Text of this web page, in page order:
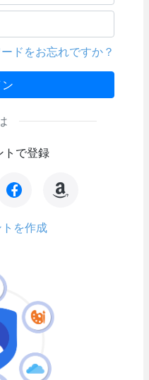
ドをお忘れですか？
トで登録
を作成